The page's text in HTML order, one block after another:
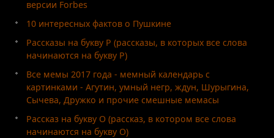
версии Forbes
10 интересных фактов о Пушкине
Рассказы на букву Р (рассказы, в которых все слова
начинаются на букву Р)
Все мемы 2017 года - мемный календарь с
картинками - Агутин, умный негр, ждун, Шурыгина,
Сычева, Дружко и прочие смешные мемасы
Рассказ на букву О (рассказ, в котором все слова
начинаются на букву О)